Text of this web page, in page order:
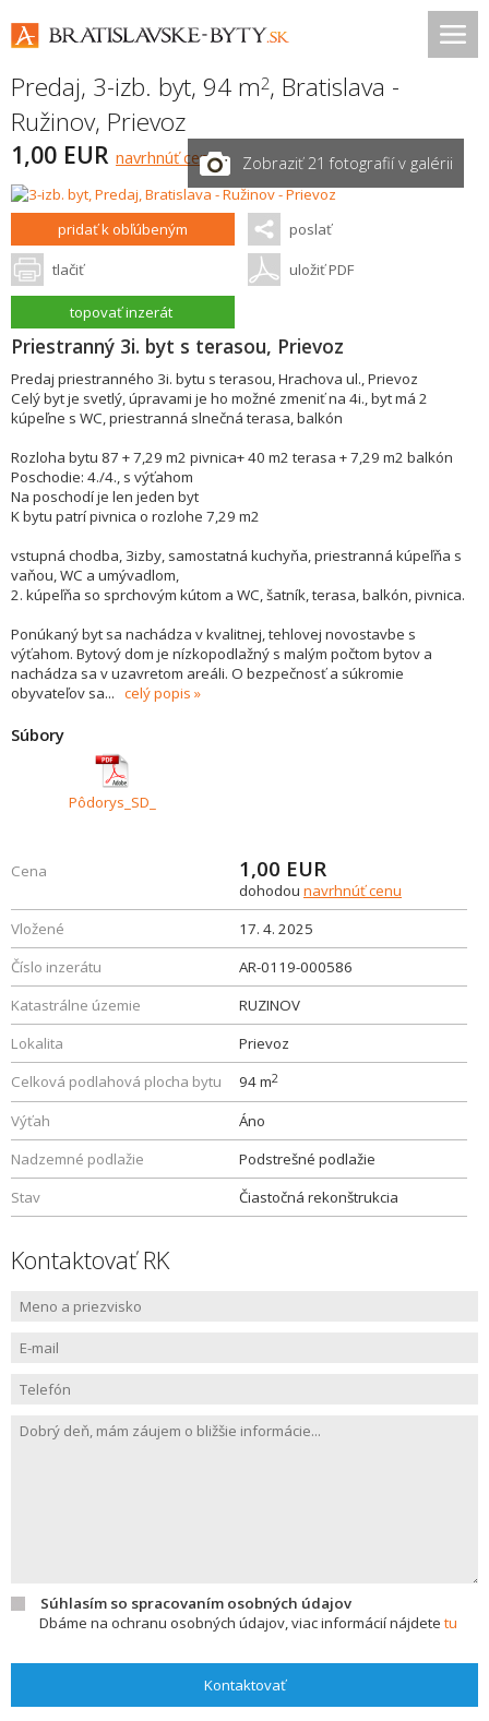
Predaj, 3-izb. byt, 94 m2, Bratislava -
Ružinov, Prievoz
1,00 EUR navrhnúť cenu Zobraziť 21 fotografií v galérii
pridať k obľúbeným poslať
tlačiť uložiť PDF
topovať inzerát
Priestranný 3i. byt s terasou, Prievoz
Predaj priestranného 3i. bytu s terasou, Hrachova ul., Prievoz
Celý byt je svetlý, úpravami je ho možné zmeniť na 4i., byt má 2
kúpeľne s WC, priestranná slnečná terasa, balkón
Rozloha bytu 87 + 7,29 m2 pivnica+ 40 m2 terasa + 7,29 m2 balkón
Poschodie: 4./4., s výťahom
Na poschodí je len jeden byt
K bytu patrí pivnica o rozlohe 7,29 m2
vstupná chodba, 3izby, samostatná kuchyňa, priestranná kúpeľňa s
vaňou, WC a umývadlom,
2. kúpeľňa so sprchovým kútom a WC, šatník, terasa, balkón, pivnica.
Ponúkaný byt sa nachádza v kvalitnej, tehlovej novostavbe s
výťahom. Bytový dom je nízkopodlažný s malým počtom bytov a
nachádza sa v uzavretom areáli. O bezpečnosť a súkromie
obyvateľov sa... celý popis
Súbory
Pôdorys_SD_
Cena 1,00 EUR
dohodou navrhnúť cenu
Vložené
17. 4. 2025
Číslo inzerátu
AR-0119-000586
Katastrálne územie
RUZINOV
Lokalita
Prievoz
Celková podlahová plocha bytu
94 m2
Výťah
Áno
Nadzemné podlažie
Podstrešné podlažie
Stav
Čiastočná rekonštrukcia
Kontaktovať RK
Súhlasím so spracovaním osobných údajov
Dbáme na ochranu osobných údajov, viac informácií nájdete tu
Kontaktovať